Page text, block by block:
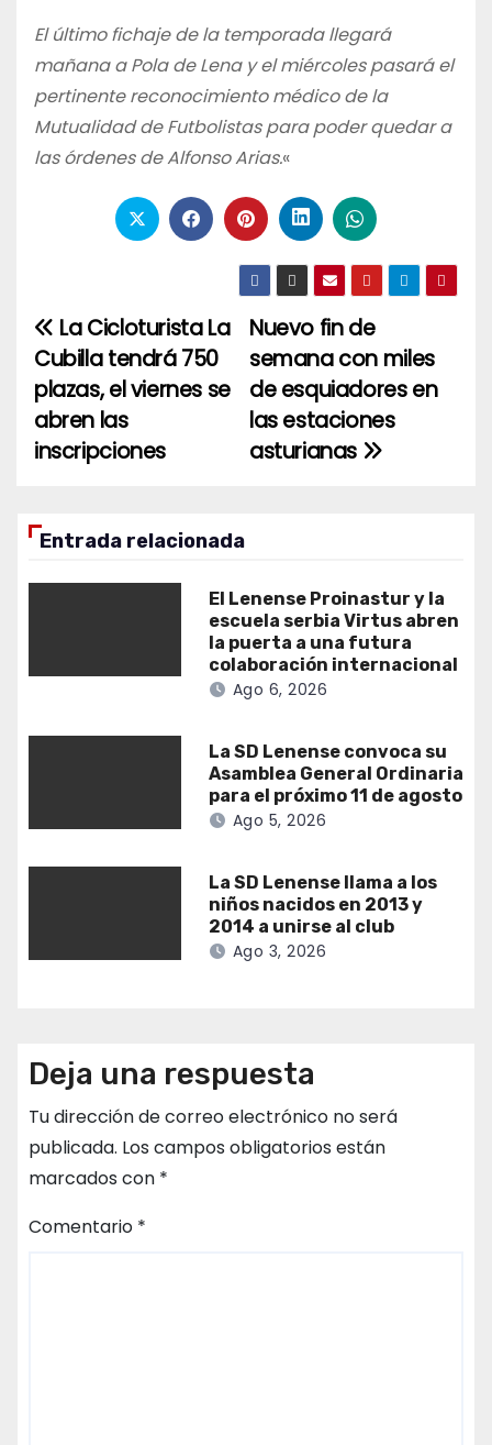
El último fichaje de la temporada llegará
mañana a Pola de Lena y el miércoles pasará el
pertinente reconocimiento médico de la
Mutualidad de Futbolistas para poder quedar a
las órdenes de Alfonso Arias.«
Navegación
de
entradas
Nuevo fin de
semana con miles
de esquiadores en
las estaciones
asturianas
La Cicloturista La
Cubilla tendrá 750
plazas, el viernes se
abren las
inscripciones
Entrada relacionada
El Lenense Proinastur y la
escuela serbia Virtus abren
la puerta a una futura
colaboración internacional
Ago 6, 2026
La SD Lenense convoca su
Asamblea General Ordinaria
para el próximo 11 de agosto
Ago 5, 2026
La SD Lenense llama a los
niños nacidos en 2013 y
2014 a unirse al club
Ago 3, 2026
Deja una respuesta
Tu dirección de correo electrónico no será
publicada. Los campos obligatorios están
marcados con *
Comentario *